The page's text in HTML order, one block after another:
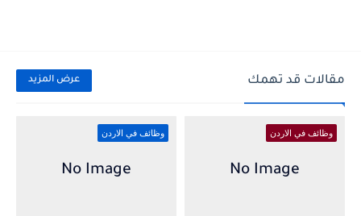
مقالات قد تهمك عرض المزيد
وظائف في الاردن وظائف في الاردن